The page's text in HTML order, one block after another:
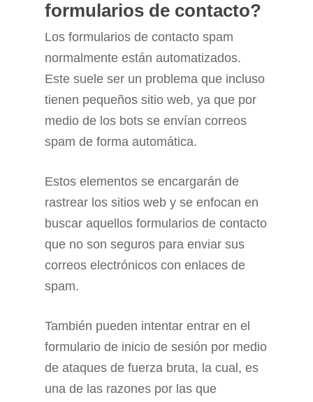
formularios de contacto?
Los formularios de contacto spam
normalmente están automatizados.
Este suele ser un problema que incluso
tienen pequeños sitio web, ya que por
medio de los bots se envían correos
spam de forma automática.
Estos elementos se encargarán de
rastrear los sitios web y se enfocan en
buscar aquellos formularios de contacto
que no son seguros para enviar sus
correos electrónicos con enlaces de
spam.
También pueden intentar entrar en el
formulario de inicio de sesión por medio
de ataques de fuerza bruta, la cual, es
una de las razones por las que